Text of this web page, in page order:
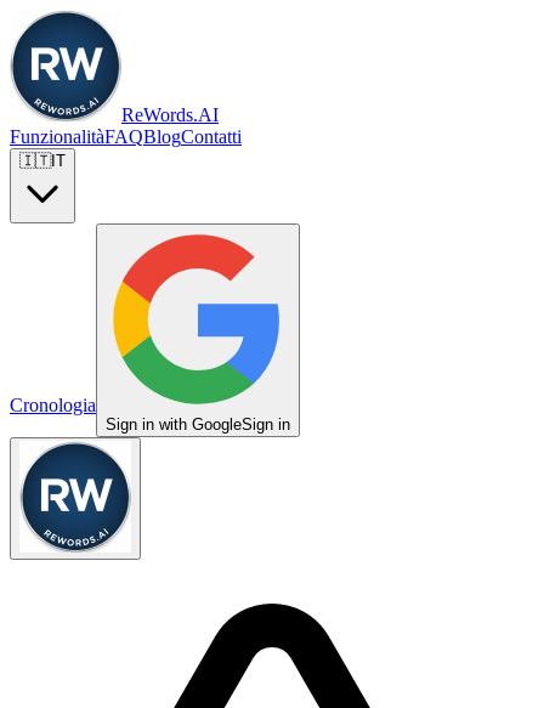
ReWords.AI
FunzionalitàFAQBlogContatti
🇮🇹IT
Cronologia
Sign in with GoogleSign in